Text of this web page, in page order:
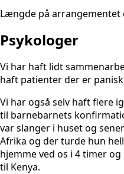
Længde på arrangementet
Psykologer
Vi har haft lidt
haft patienter der er
Vi har også selv haft flere
til barnebarnets
var slanger i huset og
Afrika og der turde hun
hjemme ved os i 4 timer
til Kenya.​